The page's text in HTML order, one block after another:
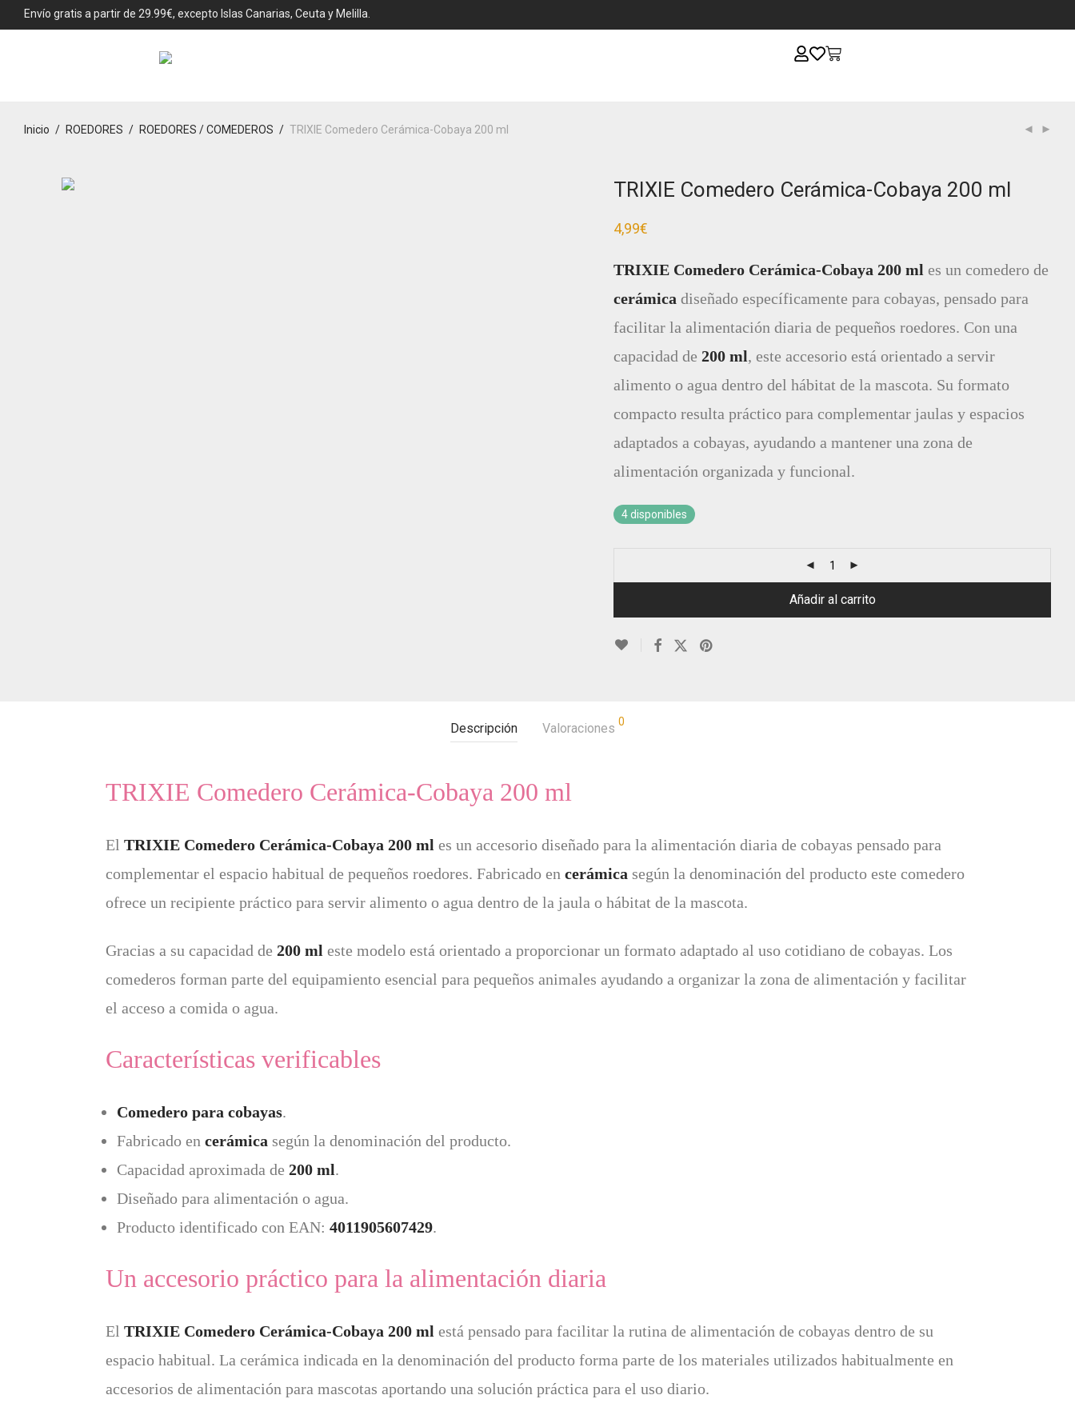
Envío gratis a partir de 29.99€, excepto Islas Canarias, Ceuta y Melilla.
Inicio / ROEDORES / ROEDORES / COMEDEROS / TRIXIE Comedero Cerámica-Cobaya 200 ml
TRIXIE Comedero Cerámica-Cobaya 200 ml
4,99€
TRIXIE Comedero Cerámica-Cobaya 200 ml es un comedero de
cerámica diseñado específicamente para cobayas, pensado para
facilitar la alimentación diaria de pequeños roedores. Con una
capacidad de 200 ml, este accesorio está orientado a servir
alimento o agua dentro del hábitat de la mascota. Su formato
compacto resulta práctico para complementar jaulas y espacios
adaptados a cobayas, ayudando a mantener una zona de
alimentación organizada y funcional.
4 disponibles
Añadir al carrito
Descripción Valoraciones 0
TRIXIE Comedero Cerámica-Cobaya 200 ml
El TRIXIE Comedero Cerámica-Cobaya 200 ml es un accesorio diseñado para la alimentación diaria de cobayas pensado para
complementar el espacio habitual de pequeños roedores. Fabricado en cerámica según la denominación del producto este comedero
ofrece un recipiente práctico para servir alimento o agua dentro de la jaula o hábitat de la mascota.
Gracias a su capacidad de 200 ml este modelo está orientado a proporcionar un formato adaptado al uso cotidiano de cobayas. Los
comederos forman parte del equipamiento esencial para pequeños animales ayudando a organizar la zona de alimentación y facilitar
el acceso a comida o agua.
Características verificables
Comedero para cobayas.
Fabricado en cerámica según la denominación del producto.
Capacidad aproximada de 200 ml.
Diseñado para alimentación o agua.
Producto identificado con EAN: 4011905607429.
Un accesorio práctico para la alimentación diaria
El TRIXIE Comedero Cerámica-Cobaya 200 ml está pensado para facilitar la rutina de alimentación de cobayas dentro de su
espacio habitual. La cerámica indicada en la denominación del producto forma parte de los materiales utilizados habitualmente en
accesorios de alimentación para mascotas aportando una solución práctica para el uso diario.